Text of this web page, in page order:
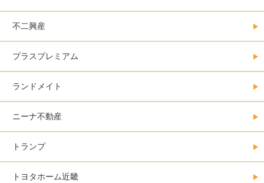
不二興産
プラスプレミアム
ランドメイト
ニーナ不動産
トランプ
トヨタホーム近畿